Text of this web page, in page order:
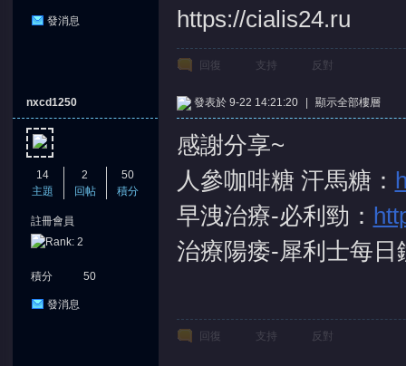
發消息 https://cialis24.ru
回復 支持 反對
nxcd1250
14
主題
2
回帖
50
積分
註冊會員
積分 50
發消息
發表於 9-22 14:21:20 顯示全部樓層
感謝分享~
人參咖啡糖 汗馬糖：
早洩治療-必利勁：
治療陽痿-犀利士每日
回復 支持 反對